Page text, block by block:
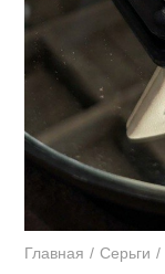
Главная Серьги